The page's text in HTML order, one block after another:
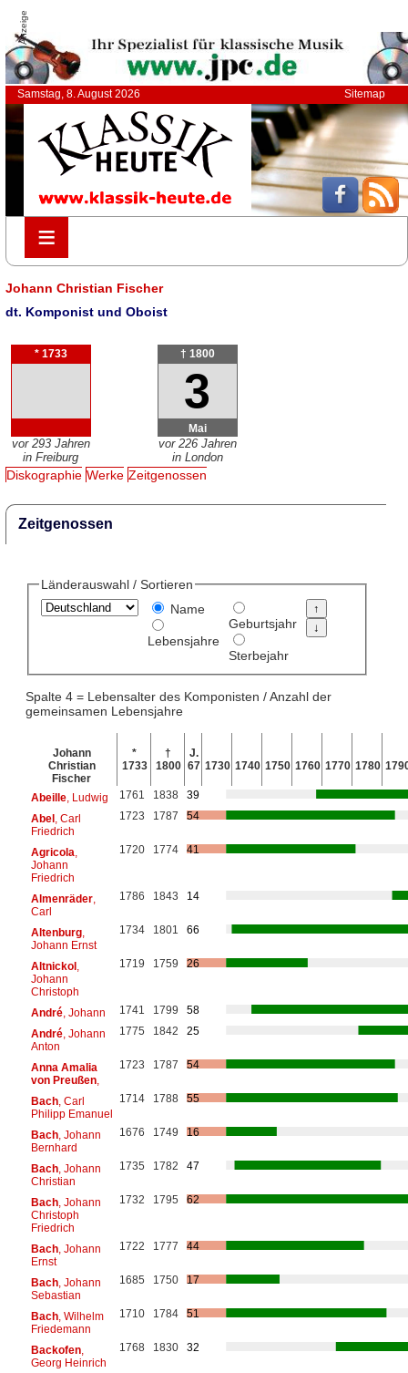
Anzeige
Samstag, 8. August 2026 Sitemap
≡
≡
Johann Christian Fischer
dt. Komponist und Oboist
* 1733
vor 293 Jahren
in Freiburg
† 1800
3
Mai
vor 226 Jahren
in London
Diskographie Werke Zeitgenossen
Zeitgenossen
Länderauswahl / Sortieren
Name
Lebensjahre
Geburtsjahr
Sterbejahr
Spalte 4 = Lebensalter des Komponisten / Anzahl der
gemeinsamen Lebensjahre
Johann
Christian
Fischer
*
1733
†
1800
J.
67 1730 1740 1750 1760 1770 1780
Abeille, Ludwig 1761 1838
39
Abel, Carl
Friedrich
1723 1787 54
Agricola
Johann
Friedrich
1720 1774 41
Almenräder,
Carl
1786 1843 14
Altenburg,
Johann Ernst
1734 1801 66
Altnickol,
Johann
Christoph
1719 1759 26
André, Johann 1741 1799
58
André, Johann
Anton
1775 1842 25
Anna Amalia
von Preußen,
1723 1787 54
Bach, Carl
Philipp Emanuel
1714 1788 55
Bach, Johann
Bernhard
1676 1749 16
Bach, Johann
Christian
1735 1782 47
Bach, Johann
Christoph
Friedrich
1732 1795 62
Bach, Johann
Ernst
1722 1777 44
Bach, Johann
Sebastian
1685 1750 17
Bach, Wilhelm
Friedemann
1710 1784 51
Backofen,
Georg Heinrich
1768 1830 32